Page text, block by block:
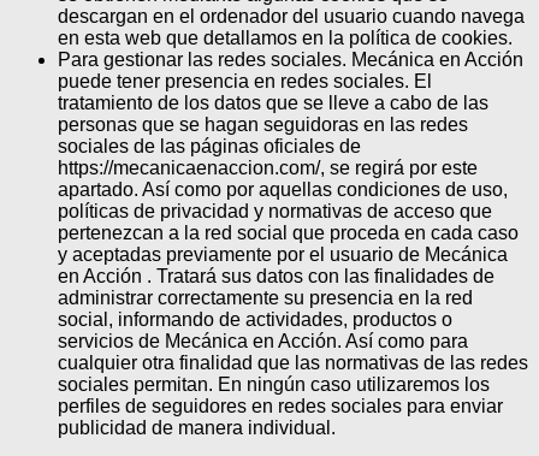
descargan en el ordenador del usuario cuando navega
en esta web que detallamos en la política de cookies.
Para gestionar las redes sociales. Mecánica en Acción
puede tener presencia en redes sociales. El
tratamiento de los datos que se lleve a cabo de las
personas que se hagan seguidoras en las redes
sociales de las páginas oficiales de
https://mecanicaenaccion.com/, se regirá por este
apartado. Así como por aquellas condiciones de uso,
políticas de privacidad y normativas de acceso que
pertenezcan a la red social que proceda en cada caso
y aceptadas previamente por el usuario de Mecánica
en Acción . Tratará sus datos con las finalidades de
administrar correctamente su presencia en la red
social, informando de actividades, productos o
servicios de Mecánica en Acción. Así como para
cualquier otra finalidad que las normativas de las redes
sociales permitan. En ningún caso utilizaremos los
perfiles de seguidores en redes sociales para enviar
publicidad de manera individual.